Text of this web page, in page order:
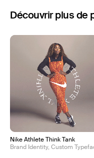
Découvrir plus de
Nike Athlete Think Tank
Brand Identity, Custom